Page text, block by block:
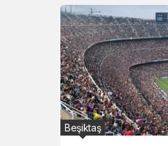
modunu seçin.
Beşiktaş